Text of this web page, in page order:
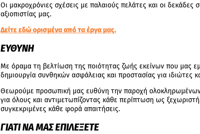
Οι μακροχρόνιες σχέσεις με παλαιούς πελάτες και οι δεκάδες
αξιοπιστίας μας.
Δείτε εδώ ορισμένα από τα έργα μας.
ΕΥΘΥΝΗ
Με όραμα τη βελτίωση της ποιότητας ζωής εκείνων που μας
δημιουργία συνθηκών ασφάλειας και προστασίας για ιδιώτες
Θεωρούμε προσωπική μας ευθύνη την παροχή
για όλους και αντιμετωπίζοντας κάθε περίπτωση ως
συγκεκριμένες κάθε φορά απαιτήσεις.
ΓΙΑΤΙ ΝΑ ΜΑΣ ΕΠΙΛΕΞΕΤΕ